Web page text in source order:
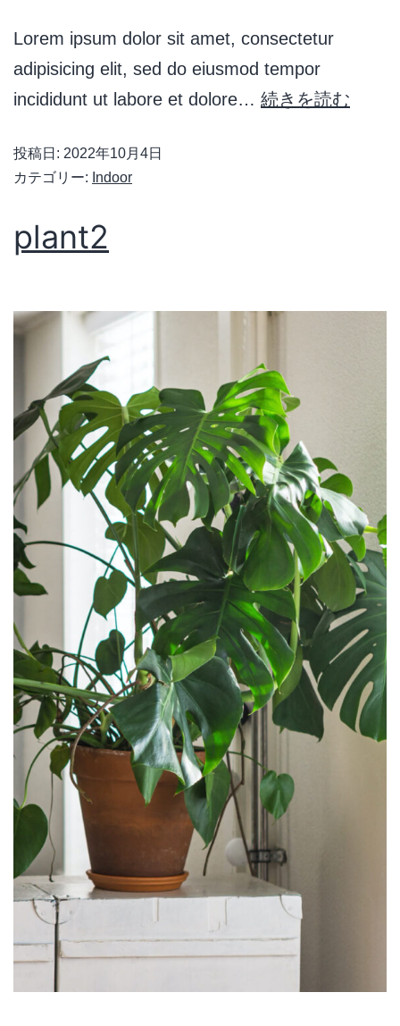
Lorem ipsum dolor sit amet, consectetur
adipisicing elit, sed do eiusmod tempor
incididunt ut labore et dolore… 続きを読む
投稿日: 2022年10月4日
カテゴリー: Indoor
plant2